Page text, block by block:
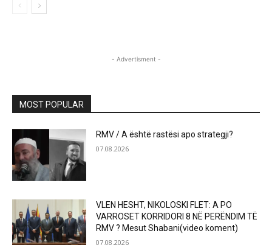
- Advertisment -
MOST POPULAR
RMV / A është rastësi apo strategji?
07.08.2026
VLEN HESHT, NIKOLOSKI FLET: A PO
VARROSET KORRIDORI 8 NË PERËNDIM TË
RMV ? Mesut Shabani(video koment)
07.08.2026